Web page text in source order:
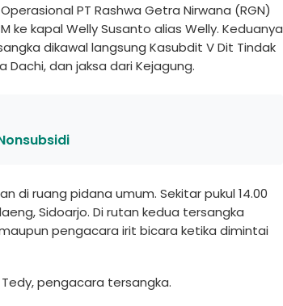
PT Rashwa Getra Nirwana (RGN)
ke kapal Welly Susanto alias Welly. Keduanya
dikawal langsung Kasubdit V Dit Tindak
Dachi, dan jaksa dari Kejagung.
di ruang pidana umum. Sekitar pukul 14.00
Sidoarjo. Di rutan kedua tersangka
pengacara irit bicara ketika dimintai
pengacara tersangka.